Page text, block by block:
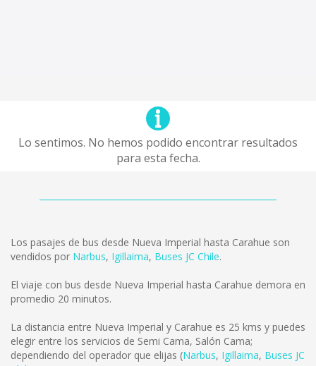
Lo sentimos. No hemos podido encontrar resultados
para esta fecha.
Los pasajes de bus desde Nueva Imperial hasta Carahue son
vendidos por Narbus, Igillaima, Buses JC Chile.
El viaje con bus desde Nueva Imperial hasta Carahue demora en
promedio 20 minutos.
La distancia entre Nueva Imperial y Carahue es 25 kms y puedes
elegir entre los servicios de Semi Cama, Salón Cama;
dependiendo del operador que elijas (Narbus, Igillaima, Buses JC